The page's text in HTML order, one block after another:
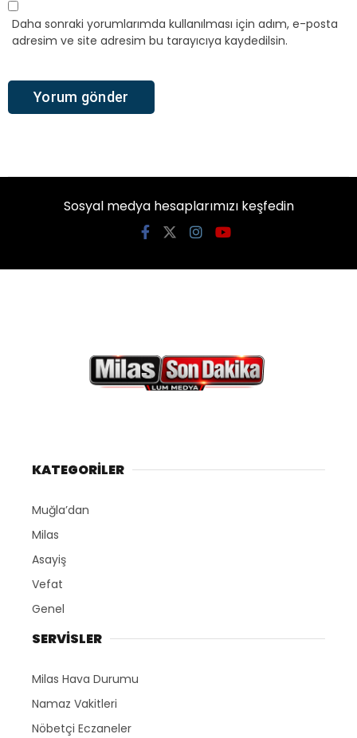
Daha sonraki yorumlarımda kullanılması için adım, e-posta
adresim ve site adresim bu tarayıcıya kaydedilsin.
Sosyal medya hesaplarımızı keşfedin
KATEGORİLER
Muğla’dan
Milas
Asayiş
Vefat
Genel
SERVİSLER
Milas Hava Durumu
Namaz Vakitleri
Nöbetçi Eczaneler